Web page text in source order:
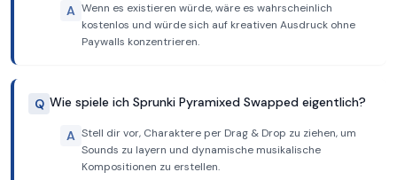
A Wenn es existieren würde, wäre es wahrscheinlich
kostenlos und würde sich auf kreativen Ausdruck ohne
Paywalls konzentrieren.
Q Wie spiele ich Sprunki Pyramixed Swapped eigentlich?
A Stell dir vor, Charaktere per Drag & Drop zu ziehen, um
Sounds zu layern und dynamische musikalische
Kompositionen zu erstellen.